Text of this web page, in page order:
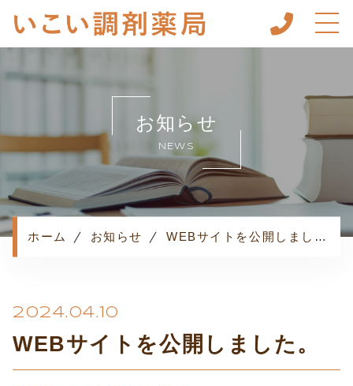
当薬局について
キャンペーン
事業内容
お客様の声
調剤の流れ
よくある質問
プライバシーポリシー
お知らせ
NEWS
ホーム お知らせ WEBサイトを公開しました。
2024.04.10
WEBサイトを公開しました。